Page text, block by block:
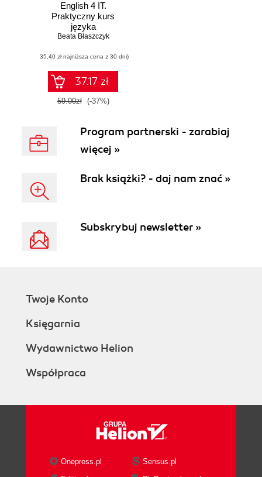
English 4 IT.
Praktyczny kurs
języka
angielskiego dla
nie tylko
Beata Błaszczyk
(35,40 zł najniższa cena z 30 dni)
37.17 zł
59.00zł (-37%)
Program partnerski - zarabiaj
więcej »
Brak książki? - daj nam znać »
Subskrybuj newsletter »
Twoje Konto
Księgarnia
Wydawnictwo Helion
Współpraca
Onepress.pl
Sensus.pl